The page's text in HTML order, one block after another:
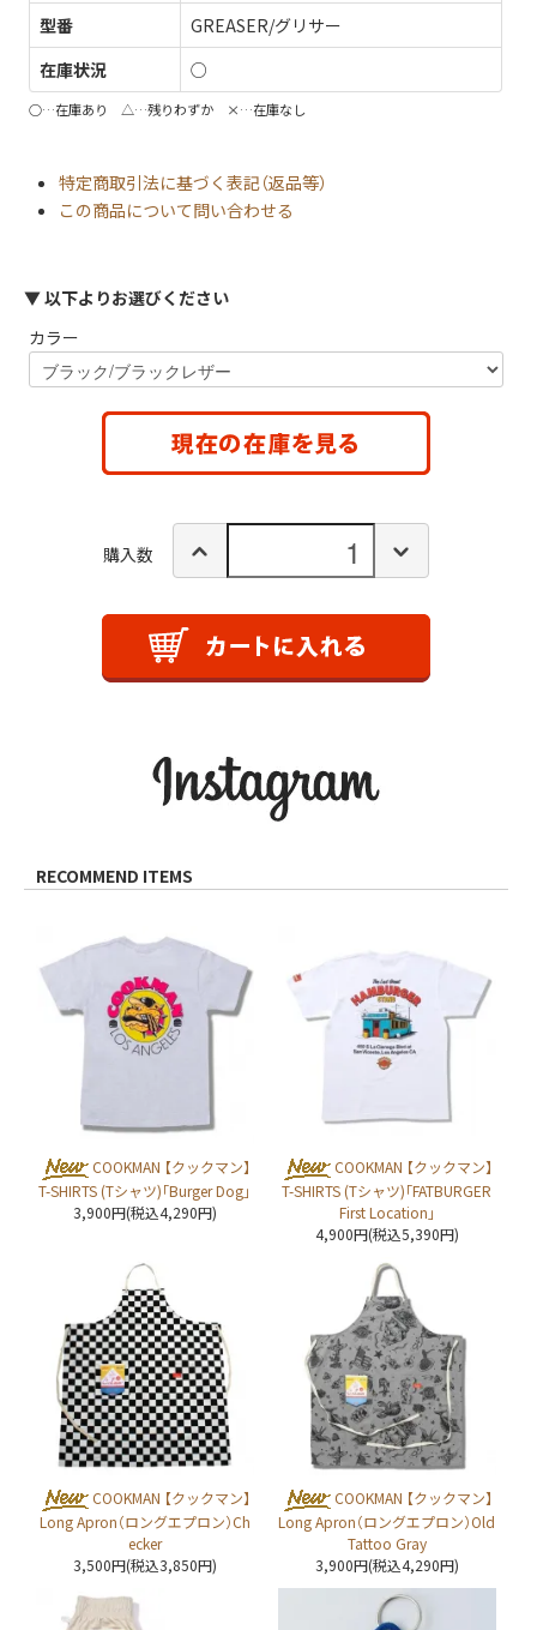
型番
GREASER/グリサー
在庫状況
○
○…在庫あり △…残りわずか ×…在庫なし
特定商取引法に基づく表記（返品等）
この商品について問い合わせる
▼ 以下よりお選びください
カラー
購入数
RECOMMEND ITEMS
COOKMAN 【クックマン】
T-SHIRTS (Tシャツ)「Burger Dog」
3,900円(税込4,290円)
COOKMAN 【クックマン】
T-SHIRTS (Tシャツ)「FATBURGER
First Location」
4,900円(税込5,390円)
COOKMAN 【クックマン】
Long Apron（ロングエプロン）Ch
ecker
3,500円(税込3,850円)
COOKMAN 【クックマン】
Long Apron（ロングエプロン）Old
Tattoo Gray
3,900円(税込4,290円)